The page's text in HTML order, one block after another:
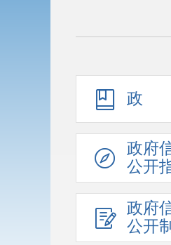
政府
公开
政府
公开